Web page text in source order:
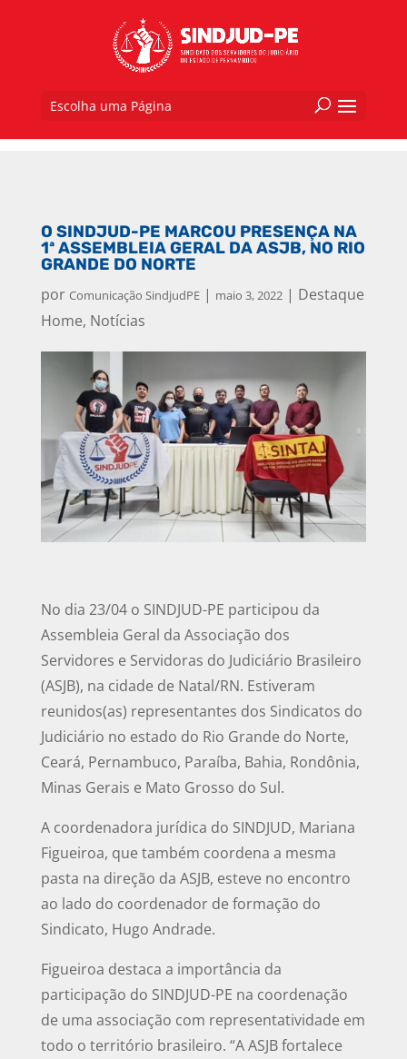
Escolha uma Página
O SINDJUD-PE MARCOU PRESENÇA NA
1ª ASSEMBLEIA GERAL DA ASJB, NO RIO
GRANDE DO NORTE
por Comunicação SindjudPE| maio 3, 2022| Destaque
Home, Notícias
No dia 23/04 o SINDJUD-PE participou da
Assembleia Geral da Associação dos
Servidores e Servidoras do Judiciário Brasileiro
(ASJB), na cidade de Natal/RN. Estiveram
reunidos(as) representantes dos Sindicatos do
Judiciário no estado do Rio Grande do Norte,
Ceará, Pernambuco, Paraíba, Bahia, Rondônia,
Minas Gerais e Mato Grosso do Sul.
A coordenadora jurídica do SINDJUD, Mariana
Figueiroa, que também coordena a mesma
pasta na direção da ASJB, esteve no encontro
ao lado do coordenador de formação do
Sindicato, Hugo Andrade.
Figueiroa destaca a importância da
participação do SINDJUD-PE na coordenação
de uma associação com representatividade em
todo o território brasileiro. “A ASJB fortalece